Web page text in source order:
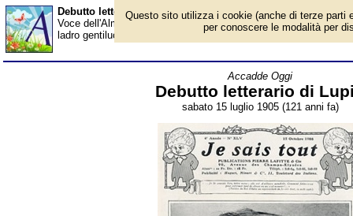
Debutto letterario di Lupin - Almanacco
Voce dell'Almanacco del 15 luglio, per la rubrica 'Accadde
ladro gentiluomo più celebre della letteratura, creato dalla
Accadde Oggi
Debutto letterario di
sabato 15 luglio 1905 (121 anni fa)
Questo sito utilizza i cookie (anche di terze parti
per conoscere le modalità per